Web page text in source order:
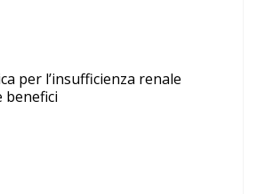
per l’insufficienza renale
benefici